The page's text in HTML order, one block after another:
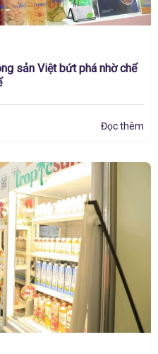
sản Việt bứt phá nhờ chế
Đọc thêm